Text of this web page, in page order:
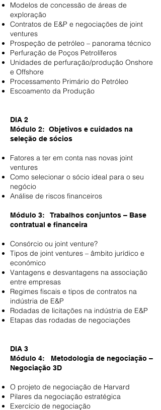
Modelos de concessão de áreas de
exploração
Contratos de E&P e negociações de joint
ventures
Prospeção de petróleo – panorama técnico
Perfuração de Poços Petrolíferos
Unidades de perfuração/produção Onshore
e Offshore
Processamento Primário do Petróleo
Escoamento da Produção
DIA 2
Módulo 2: Objetivos e cuidados na
seleção de sócios
Fatores a ter em conta nas novas joint
ventures
Como selecionar o sócio ideal para o seu
negócio
Análise de riscos financeiros
Módulo 3: Trabalhos conjuntos – Base
contratual e financeira
Consórcio ou joint venture?
Tipos de joint ventures – âmbito jurídico e
económico
Vantagens e desvantagens na associação
entre empresas
Regimes fiscais e tipos de contratos na
indústria de E&P
Rodadas de licitações na indústria de E&P
Etapas das rodadas de negociações
DIA 3
Módulo 4: Metodologia de negociação –
Negociação 3D
O projeto de negociação de Harvard
Pilares da negociação estratégica
Exercício de negociação